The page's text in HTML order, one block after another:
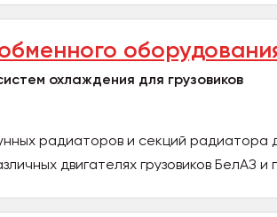
охлаждения для грузовиков
радиаторов и секций радиатора
двигателях грузовиков БелАЗ и